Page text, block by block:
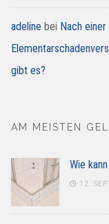
adeline bei Nach
gibt es?
AM MEISTEN
Wie
12.